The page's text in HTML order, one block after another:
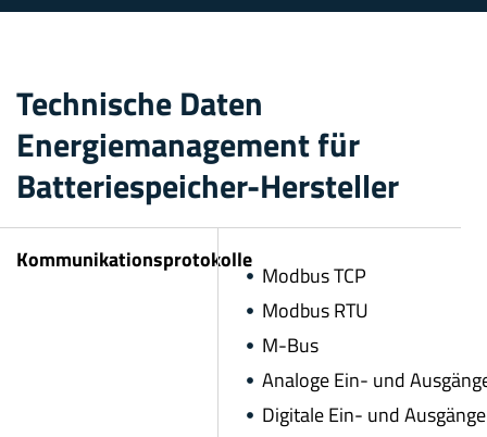
Technische Daten
Energiemanagement für
Batteriespeicher-Hersteller
Kommunikationsprotokolle
Modbus TCP
Modbus RTU
M-Bus
Analoge Ein- und
Digitale Ein- und Ausgänge